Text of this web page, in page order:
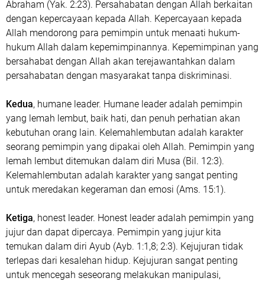
Abraham (Yak. 2:23). Persahabatan dengan Allah berkaitan
dengan kepercayaan kepada Allah. Kepercayaan kepada
Allah mendorong para pemimpin untuk menaati hukum-
hukum Allah dalam kepemimpinannya. Kepemimpinan yang
bersahabat dengan Allah akan terejawantahkan dalam
persahabatan dengan masyarakat tanpa diskriminasi.
Kedua, humane leader. Humane leader adalah pemimpin
yang lemah lembut, baik hati, dan penuh perhatian akan
kebutuhan orang lain. Kelemahlembutan adalah karakter
seorang pemimpin yang dipakai oleh Allah. Pemimpin yang
lemah lembut ditemukan dalam diri Musa (Bil. 12:3).
Kelemahlembutan adalah karakter yang sangat penting
untuk meredakan kegeraman dan emosi (Ams. 15:1).
Ketiga, honest leader. Honest leader adalah pemimpin yang
jujur dan dapat dipercaya. Pemimpin yang jujur kita
temukan dalam diri Ayub (Ayb. 1:1,8; 2:3). Kejujuran tidak
terlepas dari kesalehan hidup. Kejujuran sangat penting
untuk mencegah seseorang melakukan manipulasi,